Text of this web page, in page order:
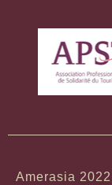
Amerasia